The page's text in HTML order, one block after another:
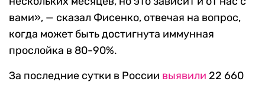
вами», — сказал Фисенко, отвечая на вопрос,
когда может быть достигнута иммунная
прослойка в 80-90%.
За последние сутки в России выявили 22 660